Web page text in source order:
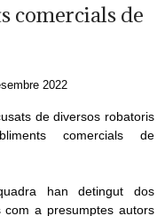
comercials de
2022
han detingut dos
a presumptes autors